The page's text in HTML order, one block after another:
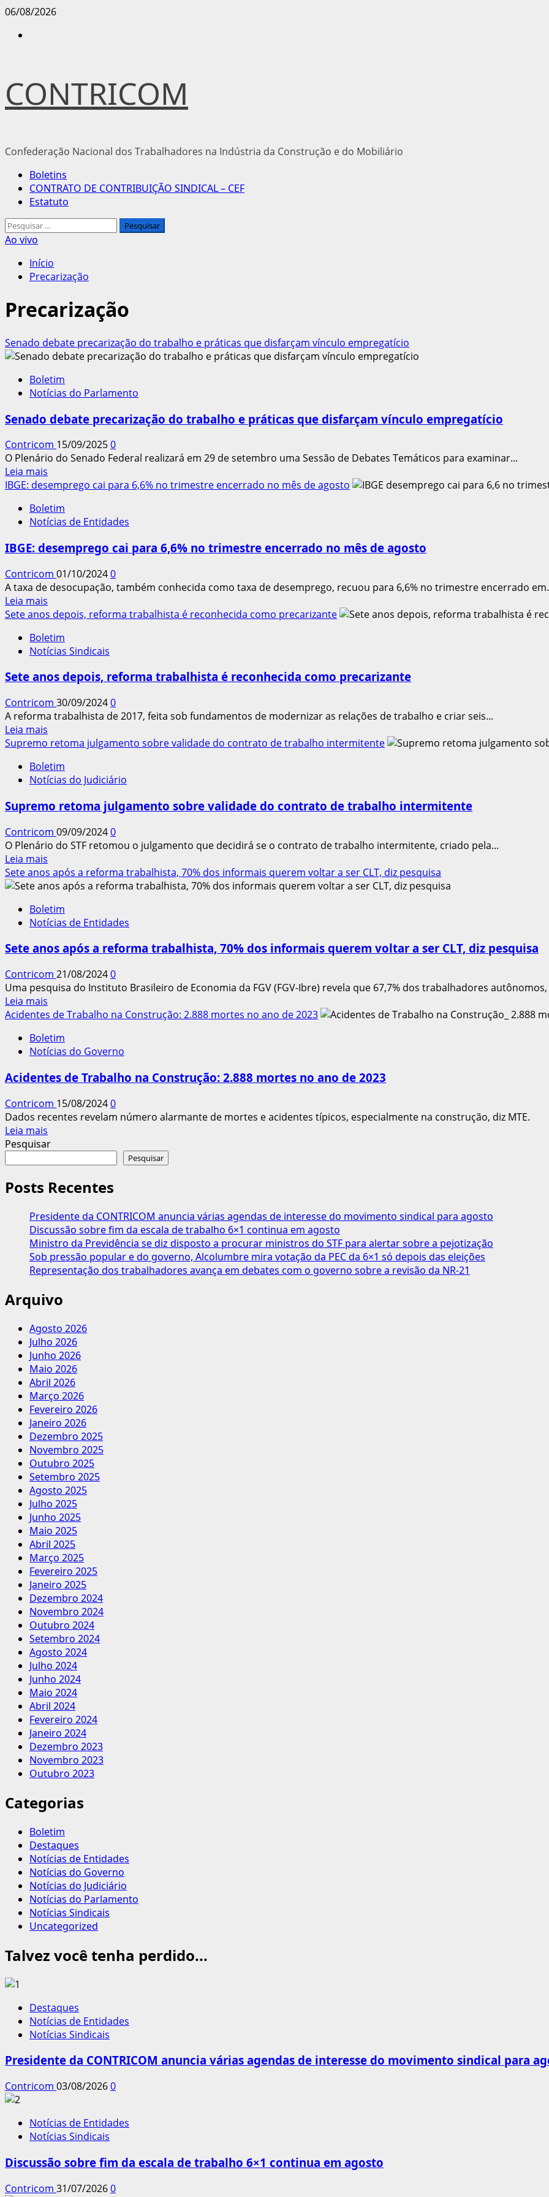
Avançar
06/08/2026
CONTRICOM
Confederação Nacional dos Trabalhadores na Indústria da Construção e do Mobiliário
Menu
principal
Boletins
CONTRATO DE CONTRIBUIÇÃO SINDICAL – CEF
Estatuto
Pesquisar
por:
Ao vivo
Início
Precarização
Precarização
Senado debate precarização do trabalho e práticas que disfarçam vínculo empregatício
Boletim
Notícias do Parlamento
Senado debate precarização do trabalho e práticas que disfarçam vínculo empregatício
Contricom 15/09/20250
O Plenário do Senado Federal realizará em 29 de setembro uma Sessão de Debates Temáticos para examinar...
Leia mais
mais
Senado
debate
do
e
práticas
que
disfarçam
vínculo
empregatício
IBGE: desemprego cai para 6,6% no trimestre encerrado no mês de agosto
Boletim
Notícias de Entidades
IBGE: desemprego cai para 6,6% no trimestre encerrado no mês de agosto
Contricom 01/10/20240
A taxa de desocupação, também conhecida como taxa de desemprego, recuou para 6,6% no trimestre encerrado
Leia mais
mais
IBGE:
desemprego
para
no
trimestre
encerrado
no
mês
de
agosto
Sete anos depois, reforma trabalhista é reconhecida como precarizante
Boletim
Notícias Sindicais
Sete anos depois, reforma trabalhista é reconhecida como precarizante
Contricom 30/09/20240
A reforma trabalhista de 2017, feita sob fundamentos de modernizar as relações de trabalho e criar seis...
Leia mais
mais
Sete
anos
reforma
é
reconhecida
como
precarizante
Supremo retoma julgamento sobre validade do contrato de trabalho intermitente
Boletim
Notícias do Judiciário
Supremo retoma julgamento sobre validade do contrato de trabalho intermitente
Contricom 09/09/20240
O Plenário do STF retomou o julgamento que decidirá se o contrato de trabalho intermitente, criado pela...
Leia mais
mais
sobre
retoma
julgamento
validade
contrato
de
trabalho
intermitente
Sete anos após a reforma trabalhista, 70% dos informais querem voltar a ser CLT, diz pesquisa
Boletim
Notícias de Entidades
Sete anos após a reforma trabalhista, 70% dos informais querem voltar a ser CLT, diz pesquisa
Contricom 21/08/20240
Uma pesquisa do Instituto Brasileiro de Economia da FGV (FGV-Ibre) revela que 67,7% dos trabalhadores
Leia mais
mais
Sete
anos
a
trabalhista,
70%
dos
informais
querem
a
CLT,
diz
pesquisa
Acidentes de Trabalho na Construção: 2.888 mortes no ano de 2023
Boletim
Notícias do Governo
Acidentes de Trabalho na Construção: 2.888 mortes no ano de 2023
Contricom 15/08/20240
Dados recentes revelam número alarmante de mortes e acidentes típicos, especialmente na construção, diz MTE.
Leia mais
mais
Acidentes
de
Trabalho
na
Construção:
2.888
mortes
no
ano
2023
Pesquisar
Pesquisar
Posts Recentes
Presidente da CONTRICOM anuncia várias agendas de interesse do movimento sindical para agosto
Discussão sobre fim da escala de trabalho 6×1 continua em agosto
Ministro da Previdência se diz disposto a procurar ministros do STF para alertar sobre a pejotização
Sob pressão popular e do governo, Alcolumbre mira votação da PEC da 6×1 só depois das eleições
Representação dos trabalhadores avança em debates com o governo sobre a revisão da NR-21
Arquivo
Agosto 2026
Julho 2026
Junho 2026
Maio 2026
Abril 2026
Março 2026
Fevereiro 2026
Janeiro 2026
Dezembro 2025
Novembro 2025
Outubro 2025
Setembro 2025
Agosto 2025
Julho 2025
Junho 2025
Maio 2025
Abril 2025
Março 2025
Fevereiro 2025
Janeiro 2025
Dezembro 2024
Novembro 2024
Outubro 2024
Setembro 2024
Agosto 2024
Julho 2024
Junho 2024
Maio 2024
Abril 2024
Fevereiro 2024
Janeiro 2024
Dezembro 2023
Novembro 2023
Outubro 2023
Categorias
Boletim
Destaques
Notícias de Entidades
Notícias do Governo
Notícias do Judiciário
Notícias do Parlamento
Notícias Sindicais
Uncategorized
Talvez você tenha perdido...
Destaques
Notícias de Entidades
Notícias Sindicais
Presidente da CONTRICOM anuncia várias agendas de interesse do movimento sindical para
Contricom 03/08/20260
Notícias de Entidades
Notícias Sindicais
Discussão sobre fim da escala de trabalho 6×1 continua em agosto
Contricom 31/07/20260